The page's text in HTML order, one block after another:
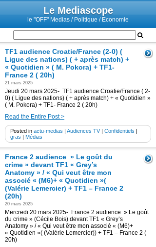
Le Mediascope
le "OFF" Medias / Politique / Economie
TF1 audience Croatie/France (2-0) (
Ligue des nations) ( + après match) +
« Quotidien » ( M. Pokora) + TF1-
France 2 ( 20h)
21 mars 2025
Jeudi 20 mars 2025- TF1 audience Croatie/France ( 2-
0) ( Ligue des nations) ( + après match) + « Quotidien »
( M. Pokora) + TF1- France 2 ( 20h)
Read the Entire Post >
Posted in actu-medias | Audiences TV| Confidentiels |
gras | Médias
France 2 audience » Le goût du
crime » devant TF1 « Grey’s
Anatomy » / « Qui veut être mon
associé « (M6)+ « Quotidien »(
(Valérie Lemercier) + TF1 – France 2
(20h)
20 mars 2025
Mercredi 20 mars 2025- France 2 audience » Le goût
du crime » (Cécile Bois) devant TF1 « Grey’s
Anatomy » / « Qui veut être mon associé « (M6)+
« Quotidien »( (Valérie Lemercier)) + TF1 – France 2 (
20h)